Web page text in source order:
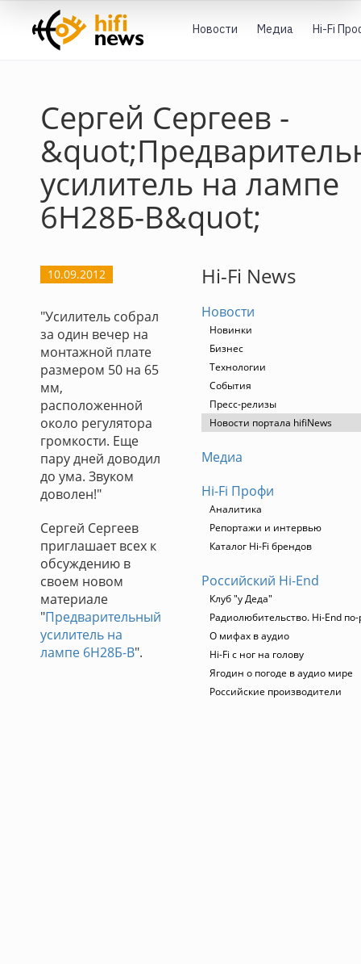
Новости Медиа Hi-Fi
Сергей Сергеев -
усилитель на лампе
6Н28Б-В&quot;
10.09.2012
"Усилитель собрал
за один вечер на
монтажной плате
размером 50 на 65
мм,
расположенной
около регулятора
громкости. Еще
пару дней доводил
до ума. Звуком
доволен!"
Сергей Сергеев
приглашает всех к
обсуждению в
своем новом
материале
"Предварительный
усилитель на
лампе 6Н28Б-В".
Hi-Fi News
Новости
Новинки
Бизнес
Технологии
События
Пресс-релизы
Новости портала hifiNews
Медиа
Hi-Fi Профи
Аналитика
Репортажи и интервью
Каталог Hi-Fi брендов
Российский Hi-End
Клуб "у Деда"
Радиолюбительство. Hi-End по-
О мифах в аудио
Hi-Fi с ног на голову
Ягодин о погоде в аудио мире
Российские производители